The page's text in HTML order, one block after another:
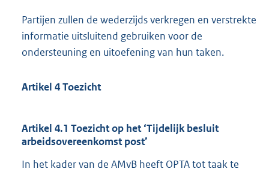
Partijen zullen de wederzijds verkregen en verstrekte
informatie uitsluitend gebruiken voor de
ondersteuning en uitoefening van hun taken.
Artikel 4 Toezicht
Artikel 4.1 Toezicht op het ‘Tijdelijk besluit
arbeidsovereenkomst post’
In het kader van de AMvB heeft OPTA tot taak te